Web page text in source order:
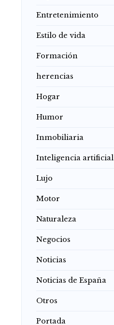
Entretenimiento
Estilo de vida
Formación
herencias
Hogar
Humor
Inmobiliaria
Inteligencia artificial
Lujo
Motor
Naturaleza
Negocios
Noticias
Noticias de España
Otros
Portada